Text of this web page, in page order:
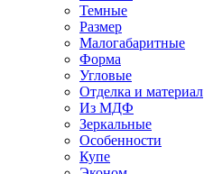
Темные
Размер
Малогабаритные
Форма
Угловые
Отделка и материал
Из МДФ
Зеркальные
Особенности
Купе